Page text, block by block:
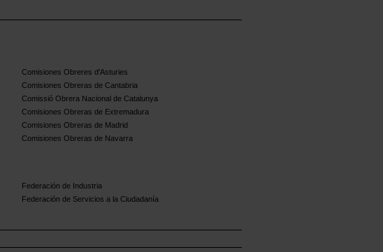
Comisiones Obreres d'Asturies
Comisiones Obreras de Cantabria
Comissió Obrera Nacional de Catalunya
Comisiones Obreras de Extremadura
Comisiones Obreras de Madrid
Comisiones Obreras de Navarra
Federación de Industria
Federación de Servicios a la Ciudadanía